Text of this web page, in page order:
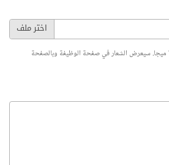
200x200 بكسل. الحجم الأقصى 10 ميجا. سيعرض الشعار في صفحة الوظيفة وبالصفحة